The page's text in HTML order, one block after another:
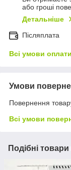
або гроші
Детальніше
Післяплата
Всі умови оплати
Умови
Повернення
Всі умови
Подібні товари